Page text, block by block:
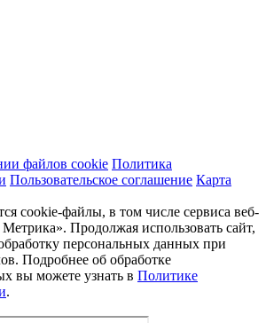
файлов cookie Политика
Пользовательское соглашение Карта
cookie-файлы, в том числе сервиса веб-
Продолжая использовать сайт,
персональных данных при
Подробнее об обработке
вы можете узнать в Политике
.